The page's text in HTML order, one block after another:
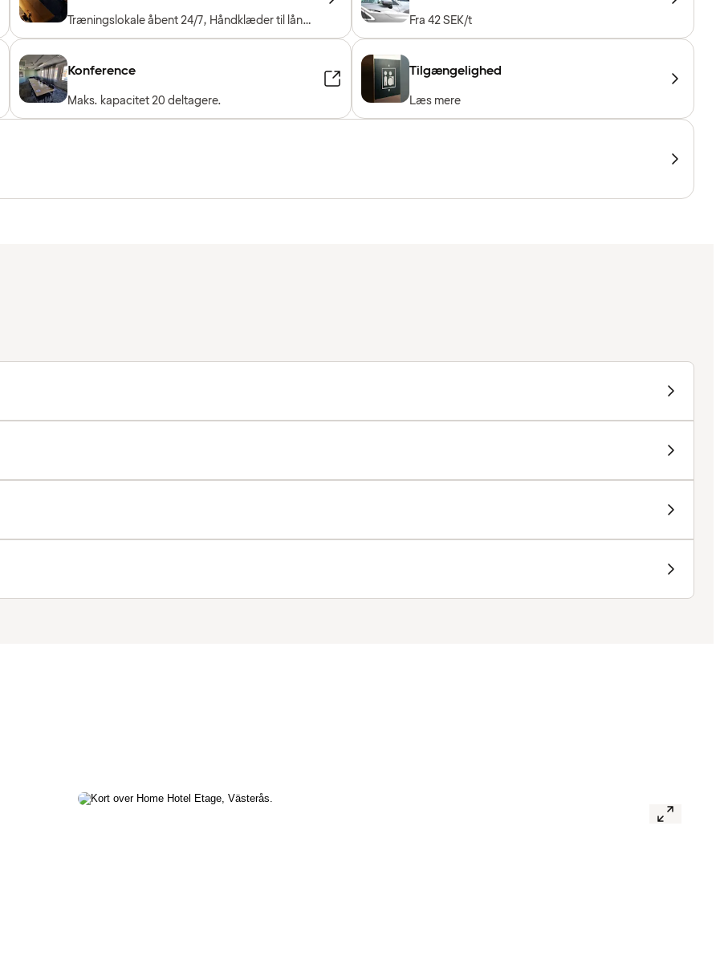
Træningslokale åbent 24/7, Håndklæder til låns,
Træningsmaskiner, Konditionsmaskiner, Frie
Fra 42 SEK/t
Konference
Maks. kapacitet 20 deltagere.
Tilgængelighed
Læs mere